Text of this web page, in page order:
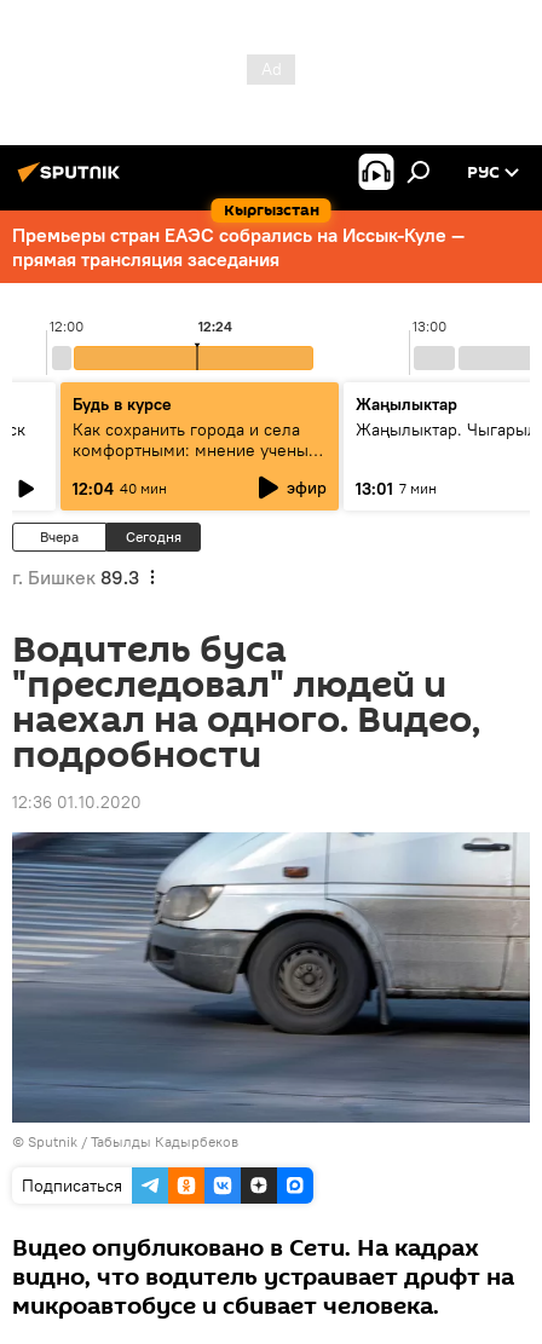
Кыргызстан
РУС
Премьеры стран ЕАЭС собрались на Иссык-Куле —
прямая трансляция заседания
12:00 13:00
12:24
Будь в курсе
Как сохранить города и села
комфортными: мнение ученых
12:04 40 мин эфир
Жаңылыктар
Жаңылыктар.
13:01 7 мин
Вчера Сегодня
г. Бишкек 89.3
Водитель буса
"преследовал" людей и
наехал на одного. Видео,
подробности
12:36 01.10.2020
© Sputnik / Табылды Кадырбеков
Подписаться
Видео опубликовано в Сети. На кадрах
видно, что водитель устраивает дрифт на
микроавтобусе и сбивает человека.